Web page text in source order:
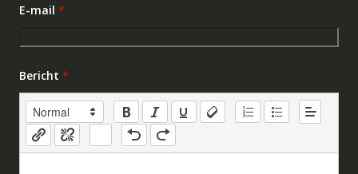
E-mail *
Bericht *